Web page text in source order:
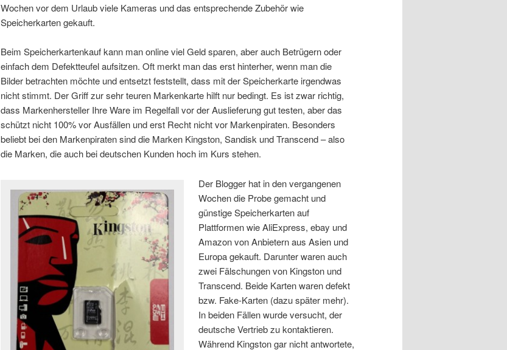
Wochen vor dem Urlaub viele Kameras und das entsprechende Zubehör wie
Speicherkarten gekauft.
Beim Speicherkartenkauf kann man online viel Geld sparen, aber auch Betrügern oder
einfach dem Defektteufel aufsitzen. Oft merkt man das erst hinterher, wenn man die
Bilder betrachten möchte und entsetzt feststellt, dass mit der Speicherkarte irgendwas
nicht stimmt. Der Griff zur sehr teuren Markenkarte hilft nur bedingt. Es ist zwar richtig,
dass Markenhersteller Ihre Ware im Regelfall vor der Auslieferung gut testen, aber das
schützt nicht 100% vor Ausfällen und erst Recht nicht vor Markenpiraten. Besonders
beliebt bei den Markenpiraten sind die Marken Kingston, Sandisk und Transcend – also
die Marken, die auch bei deutschen Kunden hoch im Kurs stehen.
Der Blogger hat in den vergangenen
Wochen die Probe gemacht und
günstige Speicherkarten auf
Plattformen wie AliExpress, ebay und
Amazon von Anbietern aus Asien und
Europa gekauft. Darunter waren auch
zwei Fälschungen von Kingston und
Transcend. Beide Karten waren defekt
bzw. Fake-Karten (dazu später mehr).
In beiden Fällen wurde versucht, der
deutsche Vertrieb zu kontaktieren.
Während Kingston gar nicht antwortete,